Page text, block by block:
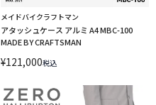
メイドバイクラフトマン
アタッシュケース アルミ A4 MBC-100
MADE BY CRAFTSMAN
¥121,000税込